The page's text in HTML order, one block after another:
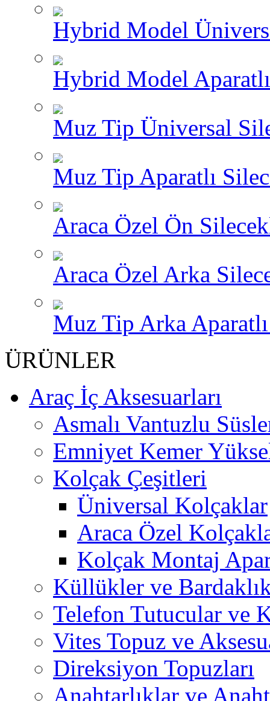
Hybrid Model
Hybrid Model
Muz Tip Üniversal
Muz Tip Aparatlı
Araca Özel Ön
Araca Özel Arka
Muz Tip Arka
ÜRÜNLER
Araç İç Aksesuarları
Asmalı Vantuzlu
Emniyet Kemer
Kolçak Çeşitleri
Üniversal Kolçaklar
Araca Özel
Kolçak Montaj
Küllükler ve
Telefon Tutucular ve
Vites Topuz ve
Direksiyon Topuzları
Anahtarlıklar ve